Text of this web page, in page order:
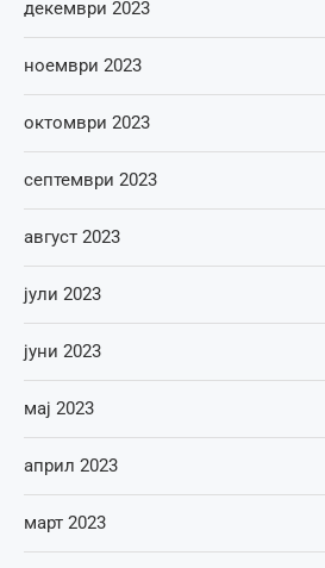
декември 2023
ноември 2023
октомври 2023
септември 2023
август 2023
јули 2023
јуни 2023
мај 2023
април 2023
март 2023